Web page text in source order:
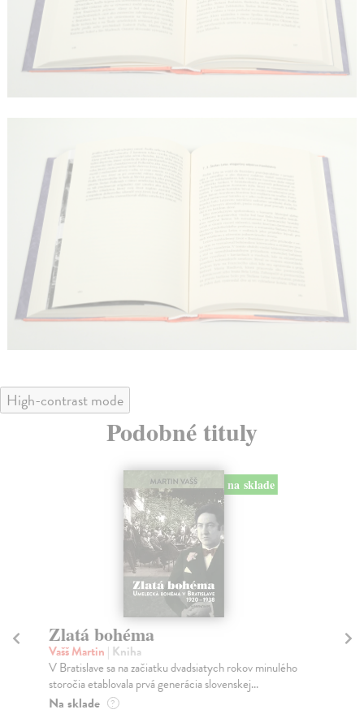
High-contrast mode
Podobné tituly
na sklade
Zlatá bohéma
Vašš Martin | Kniha
V Bratislave sa na začiatku dvadsiatych rokov minulého
storočia etablovala prvá generácia slovenskej...
Na sklade ?